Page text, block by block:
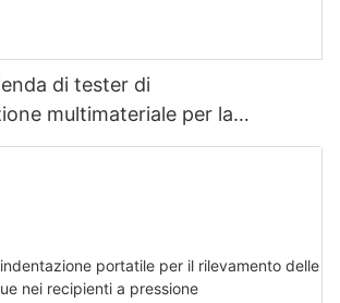
di tester di
multimateriale per la
resistenza e dello stress -